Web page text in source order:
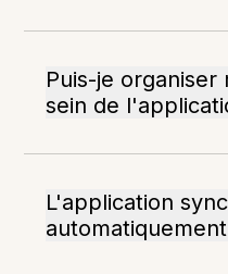
Puis-je organiser
sein de
L'application